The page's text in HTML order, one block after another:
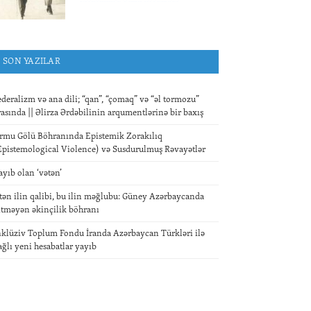
SON YAZILAR
və ana dili; “qan”, “çomaq” və “əl tormozu”
|| Əlirza Ərdəbilinin arqumentlərinə bir baxış
Gölü Böhranında Epistemik Zorakılıq
Violence) və Susdurulmuş Rəvayətlər
olan ‘vətən’
ilin qalibi, bu ilin məğlubu: Güney Azərbaycanda
əkinçilik böhranı
Toplum Fondu İranda Azərbaycan Türkləri ilə
yeni hesabatlar yayıb